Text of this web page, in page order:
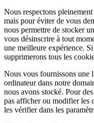
Nous respectons
mais pour éviter de vous
nous permettre de stocker
vous désinscrire à tout
une meilleure expérience.
supprimerons tous les
Nous vous fournissons une
ordinateur dans notre
nous avons stocké. Pour
pas afficher ou modifier les
les vérifier dans les